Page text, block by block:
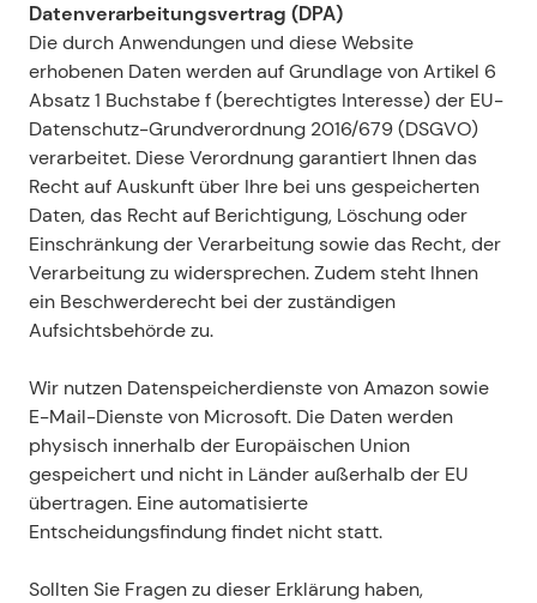
Datenverarbeitungsvertrag (DPA)
Die durch Anwendungen und diese Website
erhobenen Daten werden auf Grundlage von Artikel 6
Absatz 1 Buchstabe f (berechtigtes Interesse) der EU-
Datenschutz-Grundverordnung 2016/679 (DSGVO)
verarbeitet. Diese Verordnung garantiert Ihnen das
Recht auf Auskunft über Ihre bei uns gespeicherten
Daten, das Recht auf Berichtigung, Löschung oder
Einschränkung der Verarbeitung sowie das Recht, der
Verarbeitung zu widersprechen. Zudem steht Ihnen
ein Beschwerderecht bei der zuständigen
Aufsichtsbehörde zu.
Wir nutzen Datenspeicherdienste von Amazon sowie
E-Mail-Dienste von Microsoft. Die Daten werden
physisch innerhalb der Europäischen Union
gespeichert und nicht in Länder außerhalb der EU
übertragen. Eine automatisierte
Entscheidungsfindung findet nicht statt.
Sollten Sie Fragen zu dieser Erklärung haben,